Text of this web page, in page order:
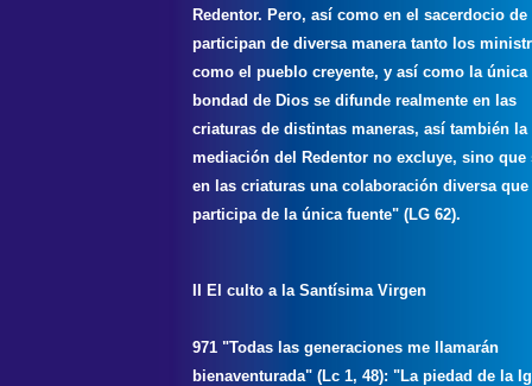
Redentor. Pero, así como en el sacerdocio de
participan de diversa manera tanto los
como el pueblo creyente, y así como la única
bondad de Dios se difunde realmente en las
criaturas de distintas maneras, así también la
mediación del Redentor no excluye, sino que
en las criaturas una colaboración diversa que
participa de la única fuente" (LG 62).
II El culto a la Santísima Virgen
971 "Todas las generaciones me llamarán
bienaventurada" (Lc 1, 48): "La piedad de la